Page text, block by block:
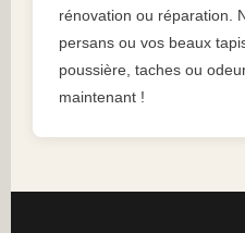
rénovation ou réparation.
persans ou vos beaux
poussière, taches ou
maintenant !